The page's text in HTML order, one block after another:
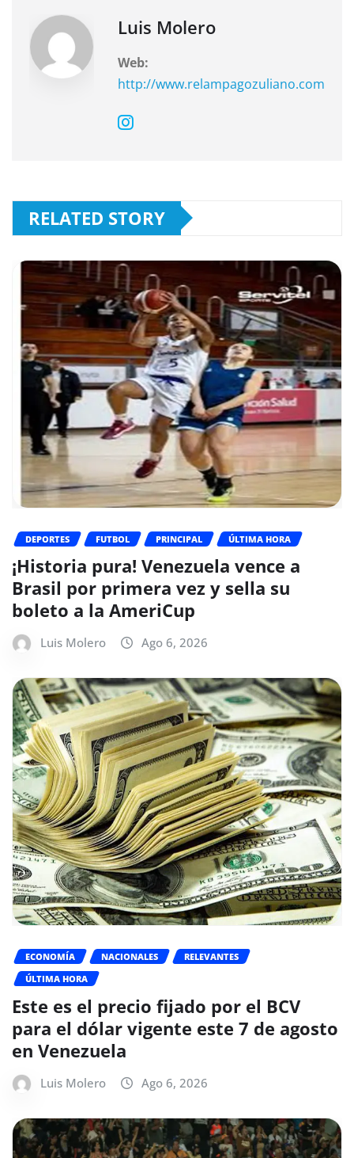
Luis Molero
Web:
http://www.relampagozuliano.com
RELATED STORY
DEPORTES FUTBOL PRINCIPAL ÚLTIMA HORA
¡Historia pura! Venezuela vence a
Brasil por primera vez y sella su
boleto a la AmeriCup
Luis Molero Ago 6, 2026
ECONOMÍA NACIONALES
RELEVANTES
ÚLTIMA HORA
Este es el precio fijado por el BCV
para el dólar vigente este 7 de agosto
en Venezuela
Luis Molero Ago 6, 2026